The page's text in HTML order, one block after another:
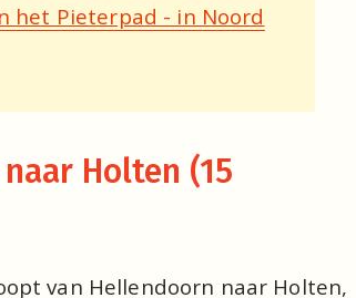
het Pieterpad - in Noord
Holten (15
van Hellendoorn naar Holten,